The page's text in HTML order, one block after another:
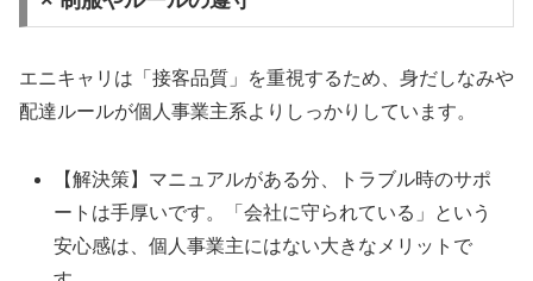
エニキャリは「接客品質」を重視するため、身だしなみや
配達ルールが個人事業主系よりしっかりしています。
【解決策】マニュアルがある分、トラブル時のサポ
ートは手厚いです。「会社に守られている」という
安心感は、個人事業主にはない大きなメリットで